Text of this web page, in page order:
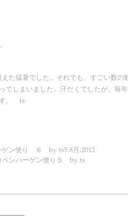
た猛暑でした。それでも、すごい数
てしまいました。汗だくでしたが、毎
す。 ts
ゲン便り ６ by ts5.8月.2012